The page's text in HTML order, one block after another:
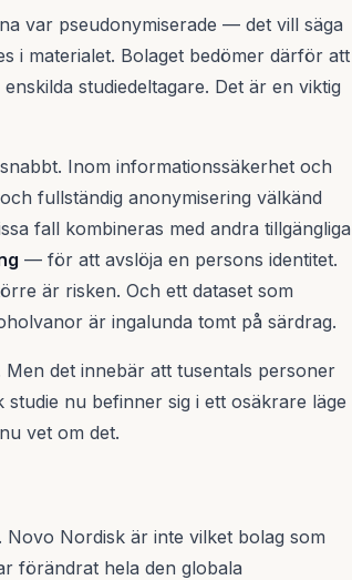
var pseudonymiserade — det vill säga
i materialet. Bolaget bedömer därför att
studiedeltagare. Det är en viktig
Inom informationssäkerhet och
fullständig anonymisering välkänd
fall kombineras med andra tillgängliga
— för att avslöja en persons identitet.
är risken. Och ett dataset som
är ingalunda tomt på särdrag.
det innebär att tusentals personer
nu befinner sig i ett osäkrare läge
vet om det.
Novo Nordisk är inte vilket bolag som
förändrat hela den globala